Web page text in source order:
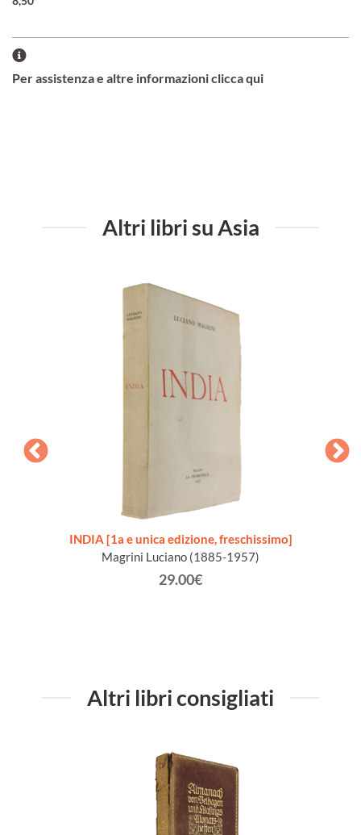
Per assistenza e altre informazioni clicca qui
Altri libri su Asia
INDIA [1a e unica edizione, freschissimo]
Magrini Luciano (1885-1957)
29.00€
Altri libri consigliati